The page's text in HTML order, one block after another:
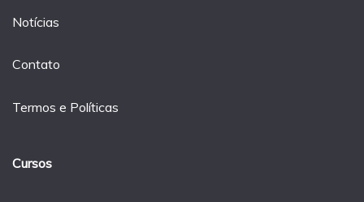
Notícias
Contato
Termos e Políticas
Cursos